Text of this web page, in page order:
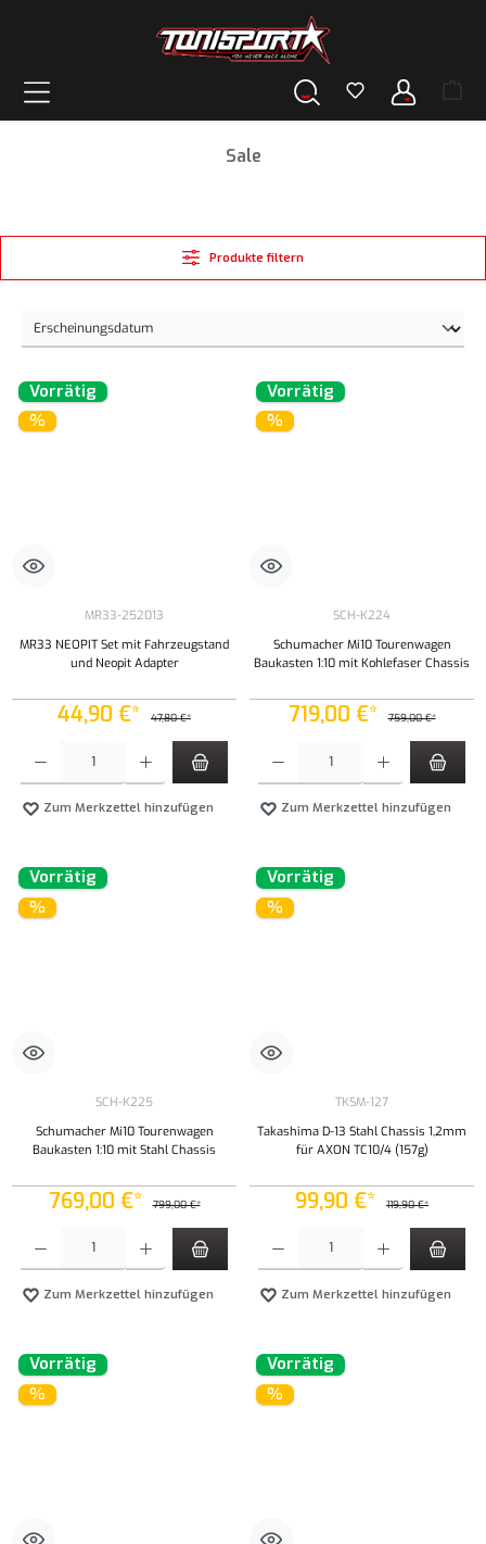
Sale
Produkte filtern
Vorrätig
%
MR33-252013
MR33 NEOPIT Set mit Fahrzeugstand
und Neopit Adapter
44,90 €* 47,80 €*
Zum Merkzettel hinzufügen
Vorrätig
%
SCH-K224
Schumacher Mi10 Tourenwagen
Baukasten 1:10 mit Kohlefaser Chassis
719,00 €* 759,00 €*
Zum Merkzettel hinzufügen
Vorrätig
%
SCH-K225
Schumacher Mi10 Tourenwagen
Baukasten 1:10 mit Stahl Chassis
769,00 €* 799,00 €*
Zum Merkzettel hinzufügen
Vorrätig
%
TKSM-127
Takashima D-13 Stahl Chassis 1,2mm
für AXON TC10/4 (157g)
99,90 €* 119,90 €*
Zum Merkzettel hinzufügen
Vorrätig
%
Vorrätig
%